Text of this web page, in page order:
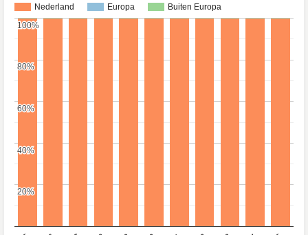
Nederland Europa Buiten Europa
20%
20%
40%
40%
60%
60%
80%
80%
100%
100%